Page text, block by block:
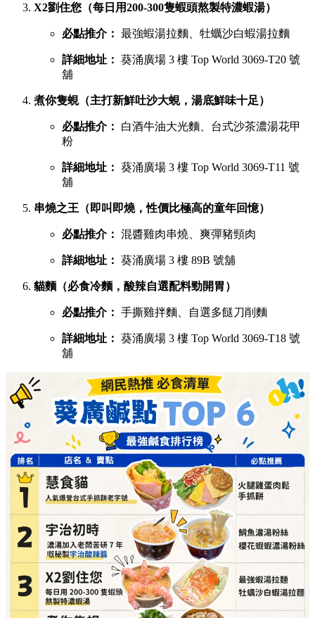
X2劉住您（每日用200-300隻蝦頭熬製特濃蝦湯）
必點推介： 最強蝦湯拉麵、牡蠣沙白蝦湯拉麵
詳細地址： 葵涌廣場 3 樓 Top World 3069-T20 號
舖
煮你隻蜆（主打新鮮吐沙大蜆，湯底鮮味十足）
必點推介：
白酒牛油大光麵、台式沙茶濃湯花甲
粉
詳細地址： 葵涌廣場 3 樓 Top World 3069-T11 號
舖
串燒之王（即叫即燒，性價比極高的童年回憶）
必點推介： 混醬雞肉串燒、爽彈豬頸肉
詳細地址： 葵涌廣場 3 樓 89B 號舖
貓麵（必食冷麵，酸辣自選配料勁開胃）
必點推介： 手撕雞拌麵、自選多餸刀削麵
詳細地址： 葵涌廣場 3 樓 Top World 3069-T18 號
舖